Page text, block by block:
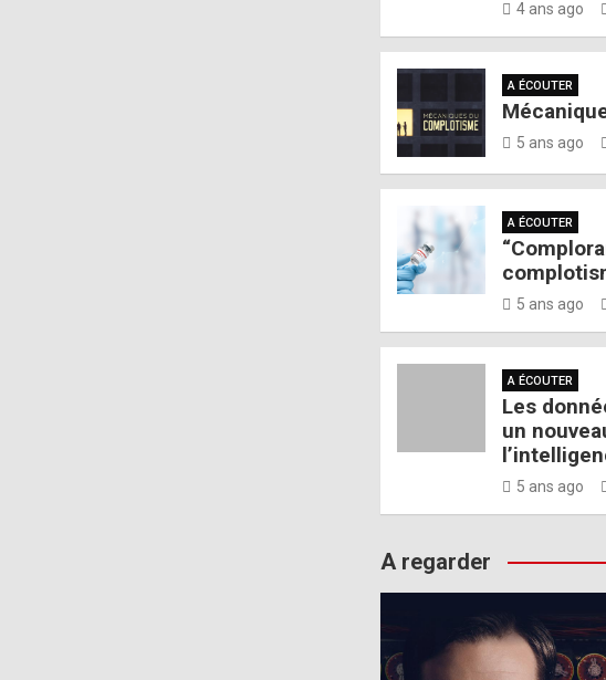
4 ans ago
A ÉCOUTER
5 ans ago
A ÉCOUTER
5 ans ago
A ÉCOUTER
Les
un
5 ans ago
A regarder